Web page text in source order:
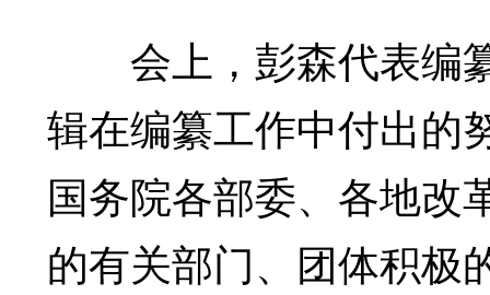
会上，彭森代表编
辑在编纂工作中付出的
国务院各部委、各地改
的有关部门、团体积极